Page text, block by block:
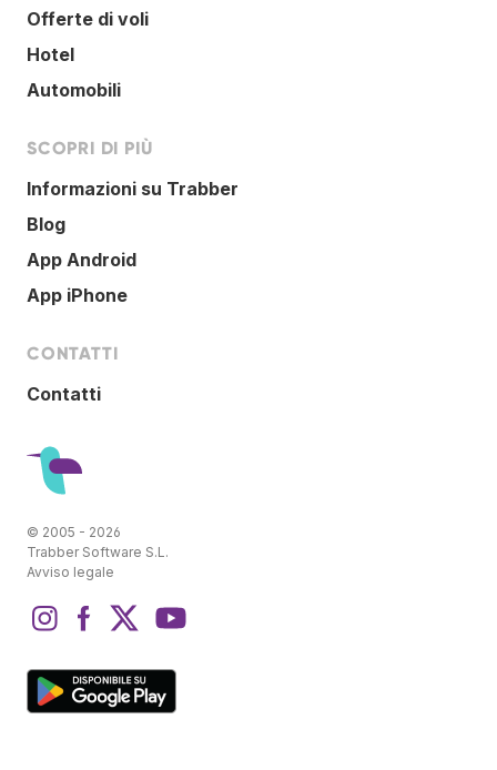
Offerte di voli
Hotel
Automobili
SCOPRI DI PIÙ
Informazioni su Trabber
Blog
App Android
App iPhone
CONTATTI
Contatti
© 2005 - 2026
Trabber Software S.L.
Avviso legale